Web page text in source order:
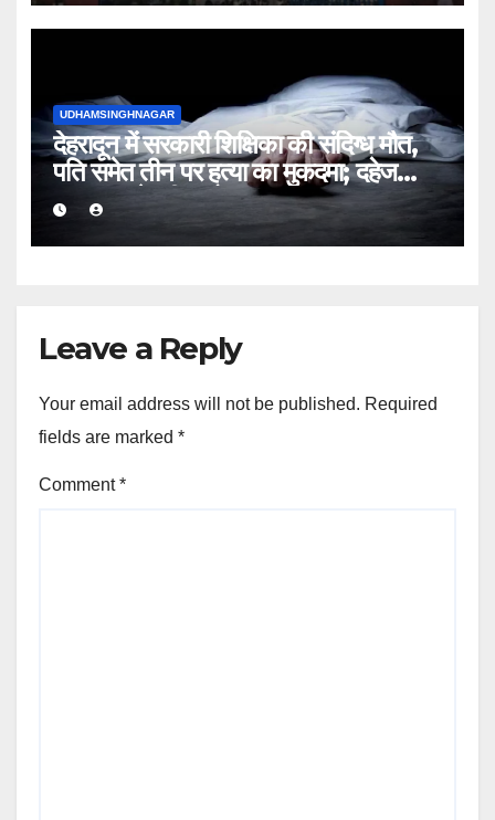
UDHAMSINGHNAGAR
देहरादून में सरकारी शिक्षिका की संदिग्ध मौत,
पति समेत तीन पर हत्या का मुकदमा; दहेज
प्रताड़ना के भी आरोप
Leave a Reply
Your email address will not be published. Required
fields are marked *
Comment*